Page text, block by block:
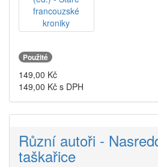
Použité
149,00 Kč
149,00 Kč s DPH
Různí autoři -
taškařice